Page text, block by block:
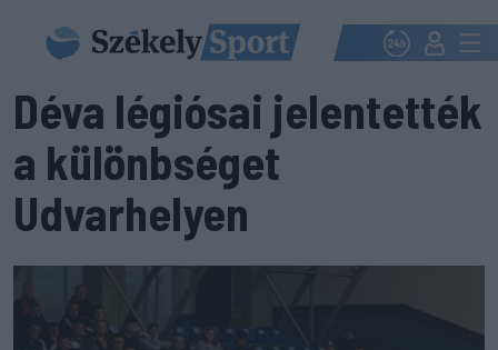
Déva légiósai jelentették
a különbséget
Udvarhelyen